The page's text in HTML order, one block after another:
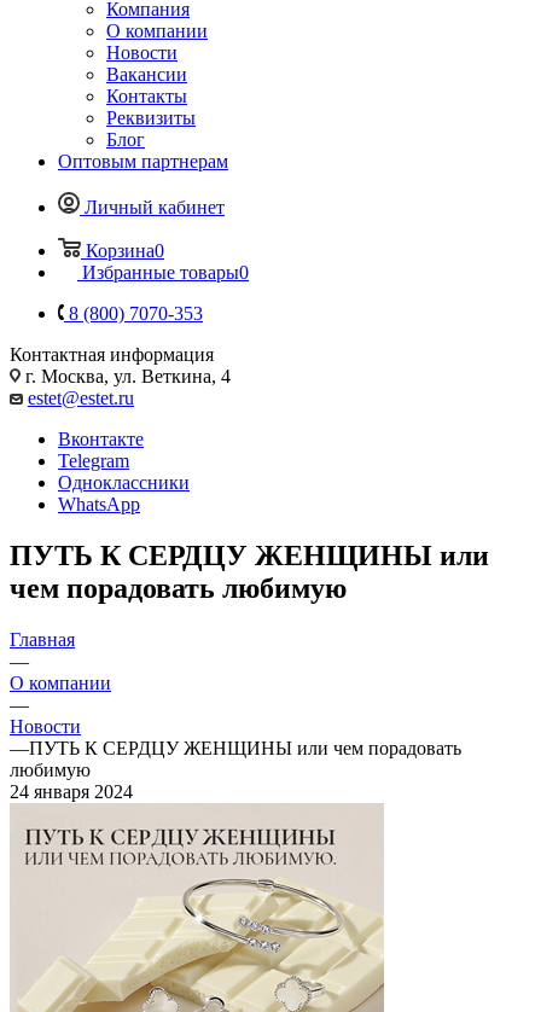
Компания
О компании
Новости
Вакансии
Контакты
Реквизиты
Блог
Оптовым партнерам
Личный кабинет
Корзина0
Избранные товары0
8 (800) 7070-353
Контактная информация
г. Москва, ул. Веткина, 4
estet@estet.ru
Вконтакте
Telegram
Одноклассники
WhatsApp
ПУТЬ К СЕРДЦУ ЖЕНЩИНЫ или
чем порадовать любимую
Главная
—
О компании
—
Новости
—ПУТЬ К СЕРДЦУ ЖЕНЩИНЫ или чем порадовать
любимую
24 января 2024